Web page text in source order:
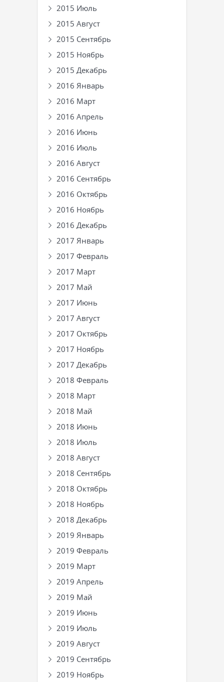
2015 Июль
2015 Август
2015 Сентябрь
2015 Ноябрь
2015 Декабрь
2016 Январь
2016 Март
2016 Апрель
2016 Июнь
2016 Июль
2016 Август
2016 Сентябрь
2016 Октябрь
2016 Ноябрь
2016 Декабрь
2017 Январь
2017 Февраль
2017 Март
2017 Май
2017 Июнь
2017 Август
2017 Октябрь
2017 Ноябрь
2017 Декабрь
2018 Февраль
2018 Март
2018 Май
2018 Июнь
2018 Июль
2018 Август
2018 Сентябрь
2018 Октябрь
2018 Ноябрь
2018 Декабрь
2019 Январь
2019 Февраль
2019 Март
2019 Апрель
2019 Май
2019 Июнь
2019 Июль
2019 Август
2019 Сентябрь
2019 Ноябрь